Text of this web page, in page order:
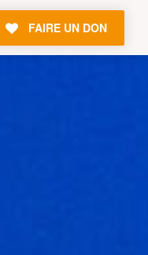
FAIRE UN DON